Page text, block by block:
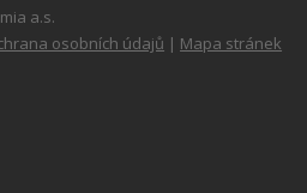
a.s.
osobních údajů | Mapa stránek